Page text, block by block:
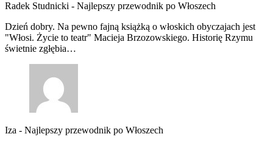
Radek Studnicki - Najlepszy przewodnik po Włoszech
Dzień dobry. Na pewno fajną książką o włoskich obyczajach jest
"Włosi. Życie to teatr" Macieja Brzozowskiego. Historię Rzymu
świetnie zgłębia…
Iza - Najlepszy przewodnik po Włoszech